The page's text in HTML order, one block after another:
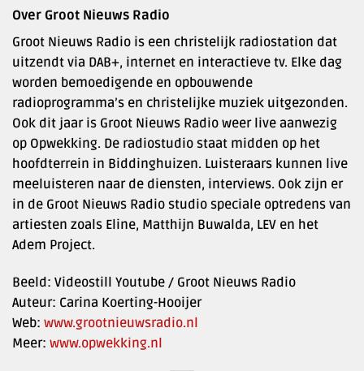
Over Groot Nieuws Radio
Groot Nieuws Radio is een christelijk radiostation dat
uitzendt via DAB+, internet en interactieve tv. Elke dag
worden bemoedigende en opbouwende
radioprogramma’s en christelijke muziek uitgezonden.
Ook dit jaar is Groot Nieuws Radio weer live aanwezig
op Opwekking. De radiostudio staat midden op het
hoofdterrein in Biddinghuizen. Luisteraars kunnen live
meeluisteren naar de diensten, interviews. Ook zijn er
in de Groot Nieuws Radio studio speciale optredens van
artiesten zoals Eline, Matthijn Buwalda, LEV en het
Adem Project.
Beeld: Videostill Youtube / Groot Nieuws Radio
Auteur: Carina Koerting-Hooijer
Web: www.grootnieuwsradio.nl
Meer: www.opwekking.nl